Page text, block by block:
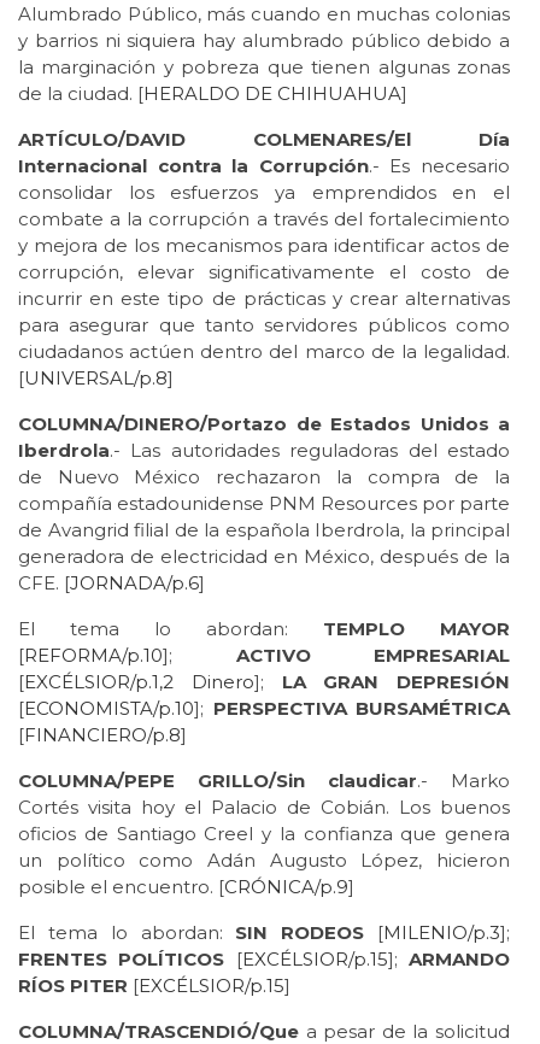
Alumbrado Público, más cuando en muchas colonias
y barrios ni siquiera hay alumbrado público debido a
la marginación y pobreza que tienen algunas zonas
de la ciudad. [HERALDO DE CHIHUAHUA]
ARTÍCULO/DAVID COLMENARES/El Día
Internacional contra la Corrupción.- Es necesario
consolidar los esfuerzos ya emprendidos en el
combate a la corrupción a través del fortalecimiento
y mejora de los mecanismos para identificar actos de
corrupción, elevar significativamente el costo de
incurrir en este tipo de prácticas y crear alternativas
para asegurar que tanto servidores públicos como
ciudadanos actúen dentro del marco de la legalidad.
[UNIVERSAL/p.8]
COLUMNA/DINERO/Portazo de Estados Unidos a
Iberdrola.- Las autoridades reguladoras del estado
de Nuevo México rechazaron la compra de la
compañía estadounidense PNM Resources por parte
de Avangrid filial de la española Iberdrola, la principal
generadora de electricidad en México, después de la
CFE. [JORNADA/p.6]
El tema lo abordan: TEMPLO MAYOR
[REFORMA/p.10]; ACTIVO EMPRESARIAL
[EXCÉLSIOR/p.1,2 Dinero]; LA GRAN DEPRESIÓN
[ECONOMISTA/p.10]; PERSPECTIVA BURSAMÉTRICA
[FINANCIERO/p.8]
COLUMNA/PEPE GRILLO/Sin claudicar.- Marko
Cortés visita hoy el Palacio de Cobián. Los buenos
oficios de Santiago Creel y la confianza que genera
un político como Adán Augusto López, hicieron
posible el encuentro. [CRÓNICA/p.9]
El tema lo abordan: SIN RODEOS [MILENIO/p.3];
FRENTES POLÍTICOS [EXCÉLSIOR/p.15];ARMANDO
RÍOS PITER [EXCÉLSIOR/p.15]
COLUMNA/TRASCENDIÓ/Que a pesar de la solicitud